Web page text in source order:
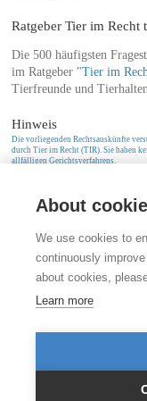
Ratgeber Tier im Recht
Die 500 häufigsten
im Ratgeber "Tier im
Tierfreunde und
Hinweis
Die vorliegenden Rechtsauskünfte
durch Tier im Recht (TIR). Sie haben
allfälligen Gerichtsverfahrens.
Stiftung für das Tier im Recht
Rigistrasse 9
CH - 8006 Zürich
info@tierimrecht.org
Ihre Spende kann von den
IBAN: CH17 0900 0000 8770
About
We use cookies to
continuously
about cookies,
Learn more